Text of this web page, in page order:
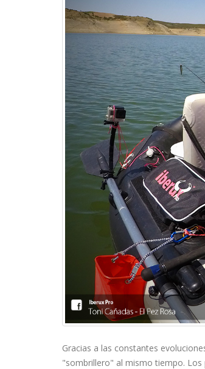
Gracias a las constantes
"sombrillero" al mismo tiempo.